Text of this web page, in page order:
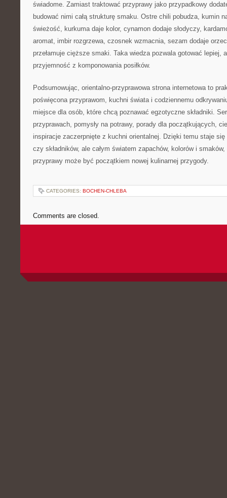
świadome. Zamiast traktować przyprawy jako przypadkowy
budować nimi całą strukturę smaku. Ostre chili pobudza, kumin
świeżość, kurkuma daje kolor, cynamon dodaje słodyczy,
aromat, imbir rozgrzewa, czosnek wzmacnia, sezam dodaje
przełamuje cięższe smaki. Taka wiedza pozwala gotować lepiej,
przyjemność z komponowania posiłków.
Podsumowując, orientalno-przyprawowa strona internetowa to
poświęcona przyprawom, kuchni świata i codziennemu
miejsce dla osób, które chcą poznawać egzotyczne składniki.
przyprawach, pomysły na potrawy, porady dla początkujących,
inspiracje zaczerpnięte z kuchni orientalnej. Dzięki temu staje
czy składników, ale całym światem zapachów, kolorów i
przyprawy może być początkiem nowej kulinarnej przygody.
CATEGORIES: BOCHEN-CHLEBA
Comments are closed.